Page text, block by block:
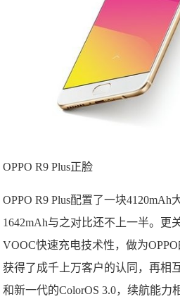
OPPO R9 Plus正脸
OPPO R9 Plus配置了一块4120mAh
1642mAh与之对比还不上一半。更
VOOC快速充电技术性，做为
获得了成千上万客户的认同，再相
和新一代的ColorOS 3.0，续航能力